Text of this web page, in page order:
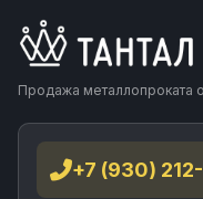
Продажа металлопроката
+7 (930)